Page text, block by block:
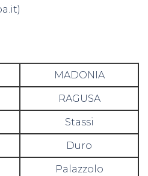
)
MADONIA
RAGUSA
Stassi
Duro
Palazzolo